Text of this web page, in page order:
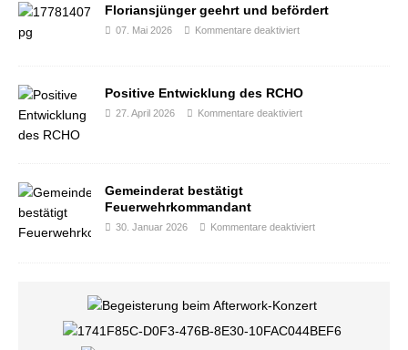
Floriansjünger geehrt und befördert
07. Mai 2026 Kommentare deaktiviert
Positive Entwicklung des RCHO
27. April 2026 Kommentare deaktiviert
Gemeinderat bestätigt
Feuerwehrkommandant
30. Januar 2026 Kommentare deaktiviert